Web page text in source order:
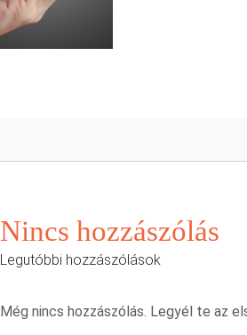
Nincs hozzászólás
Legutóbbi hozzászólások
Még nincs hozzászólás. Legyél te az